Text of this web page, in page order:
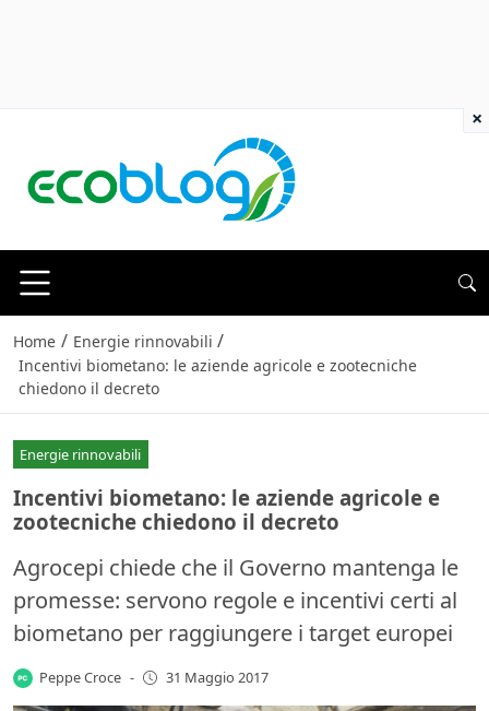
Home / Energie rinnovabili /
Incentivi biometano: le aziende agricole e zootecniche
chiedono il decreto
Energie rinnovabili
Incentivi biometano: le aziende agricole e
zootecniche chiedono il decreto
Agrocepi chiede che il Governo mantenga le
promesse: servono regole e incentivi certi al
biometano per raggiungere i target europei
Peppe Croce - 31 Maggio 2017
×